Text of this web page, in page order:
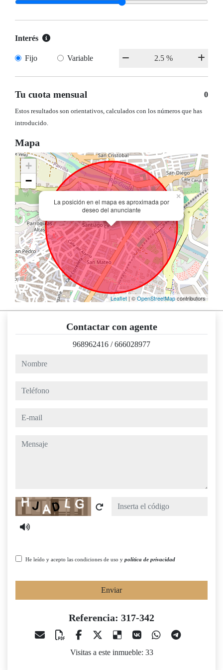
Interés
Fijo Variable
Tu cuota mensual 0
Estos resultados son orientativos, calculados con los números que has
introducido.
Mapa
La posición en el mapa es aproximada por
deseo del anunciante
×
+
−
Leaflet| ©OpenStreetMapcontributors
Contactar con agente
968962416 /666028977
nombre
teléfono
e-mail
mensaje
Captcha
He leído y acepto las condiciones de uso y política de privacidad
Enviar
Referencia: 317-342
Visitas a este inmueble: 33